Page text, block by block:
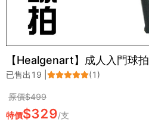
【Healgenart】成人入門球拍
已售出 19 (1 )
原價$499
特價$329/支